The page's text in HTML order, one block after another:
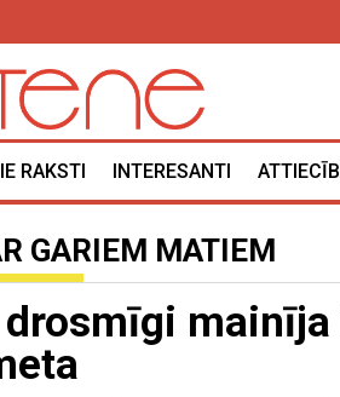
RAKSTI INTERESANTI
GARIEM MATIEM